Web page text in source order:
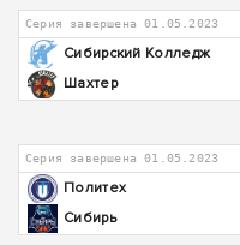
Серия завершена 01.05.2023
Сибирский Колледж
Шахтер
Серия завершена 01.05.2023
Политех
Сибирь